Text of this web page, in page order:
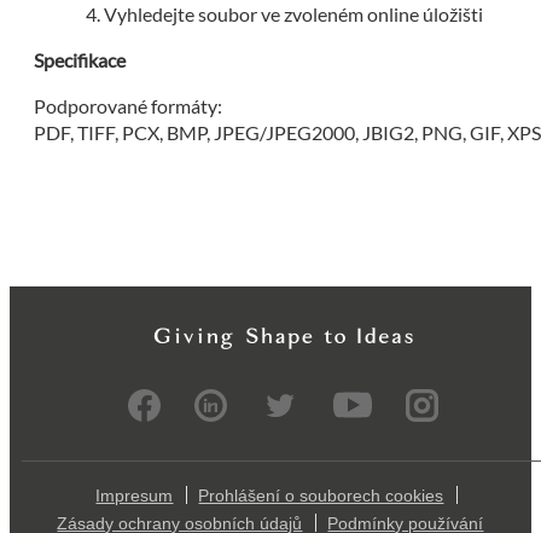
Vyhledejte soubor ve zvoleném online úložišti
Specifikace
Podporované formáty:
PDF, TIFF, PCX, BMP, JPEG/JPEG2000, JBIG2, PNG, GIF, XPS
Impresum
Prohlášení o souborech cookies
Zásady ochrany osobních údajů
Podmínky používání